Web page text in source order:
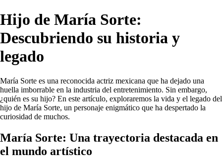
Hijo de María Sorte:
Descubriendo su historia y
legado
María Sorte es una reconocida actriz mexicana que ha dejado una
huella imborrable en la industria del entretenimiento. Sin embargo,
¿quién es su hijo? En este artículo, exploraremos la vida y el legado del
hijo de María Sorte, un personaje enigmático que ha despertado la
curiosidad de muchos.
María Sorte: Una trayectoria destacada en
el mundo artístico